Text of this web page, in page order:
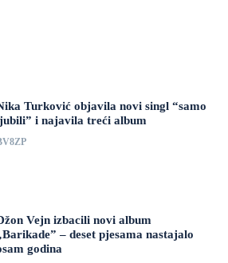
Turković objavila novi singl “samo
i najavila treći album
Vejn izbacili novi album
– deset pjesama nastajalo
godina